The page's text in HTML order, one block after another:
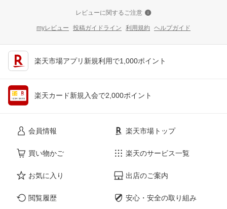
レビューに関するご注意
myレビュー 投稿ガイドライン 利用規約 ヘルプガイド
楽天市場アプリ新規利用で1,000ポイント
楽天カード新規入会で2,000ポイント
会員情報
買い物かご
お気に入り
閲覧履歴
楽天市場トップ
楽天のサービス一覧
出店のご案内
安心・安全の取り組み